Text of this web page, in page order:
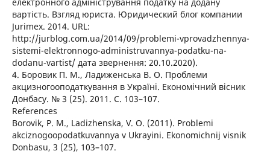
вартість. Взгляд юриста. Юридический блог компании
Jurimex. 2014. URL:
http://jurblog.com.ua/2014/09/problemi-vprovadzhennya-
sistemi-elektronnogo-administruvannya-podatku-na-
dodanu-vartist/ дата звернення: 20.10.2020).
4. Боровик П. М., Ладиженська В. О. Проблеми
акцизногооподаткування в Україні. Економічний вісник
Донбасу. № 3 (25). 2011. С. 103–107.
References
Borovik, P. M., Ladizhenska, V. O. (2011). Problemi
akciznogoopodatkuvannya v Ukrayini. Ekonomichnij visnik
Donbasu, 3 (25), 103–107.